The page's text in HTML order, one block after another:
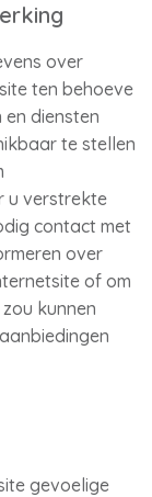
over
ten behoeve
diensten
te stellen
u verstrekte
contact met
over
of om
kunnen
gevoelige